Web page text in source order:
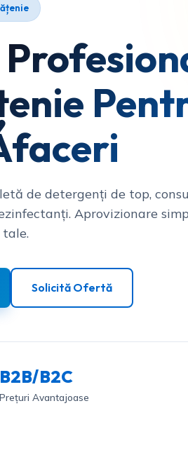
de detergenți de top,
Aprovizionare
Solicită Ofertă
B2B/B2C
Prețuri Avantajoase